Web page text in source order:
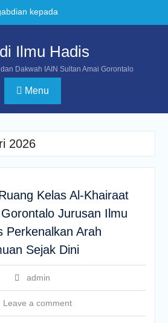
kepada
Mahasiswa
Almarhum
Amai
POROS
Palu
Sinergi
Ilmu Hadis
Dakwah IAIN Sultan Amai Gorontalo
Menu
2026
Kelas Al-Khairaat
Jurusan Ilmu
Perkenalkan Arah
Sejak Dini
admin
Leave a comment